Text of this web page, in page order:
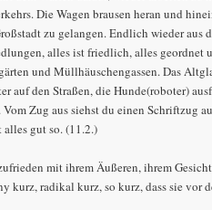
Die Wagen brausen heran und
zu gelangen. Endlich wieder aus
alles ist friedlich, alles geordnet
und Müllhäuschengassen. Das
auf den Straßen, die Hunde(roboter)
Zug aus siehst du einen Schriftzug
alles gut so. (11.2.)
mit ihrem Äußeren, ihrem
kurz, radikal kurz, so kurz, dass sie vor